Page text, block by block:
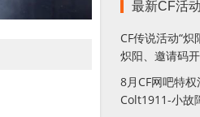
最新CF活动
CF传说活动“
炽阳、邀请码
8月CF网吧特权
Colt1911-小故